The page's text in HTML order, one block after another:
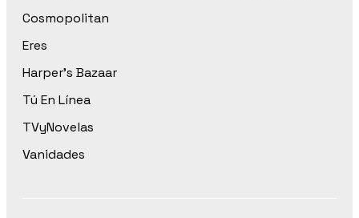
Cosmopolitan
Eres
Harper’s Bazaar
Tú En Línea
TVyNovelas
Vanidades